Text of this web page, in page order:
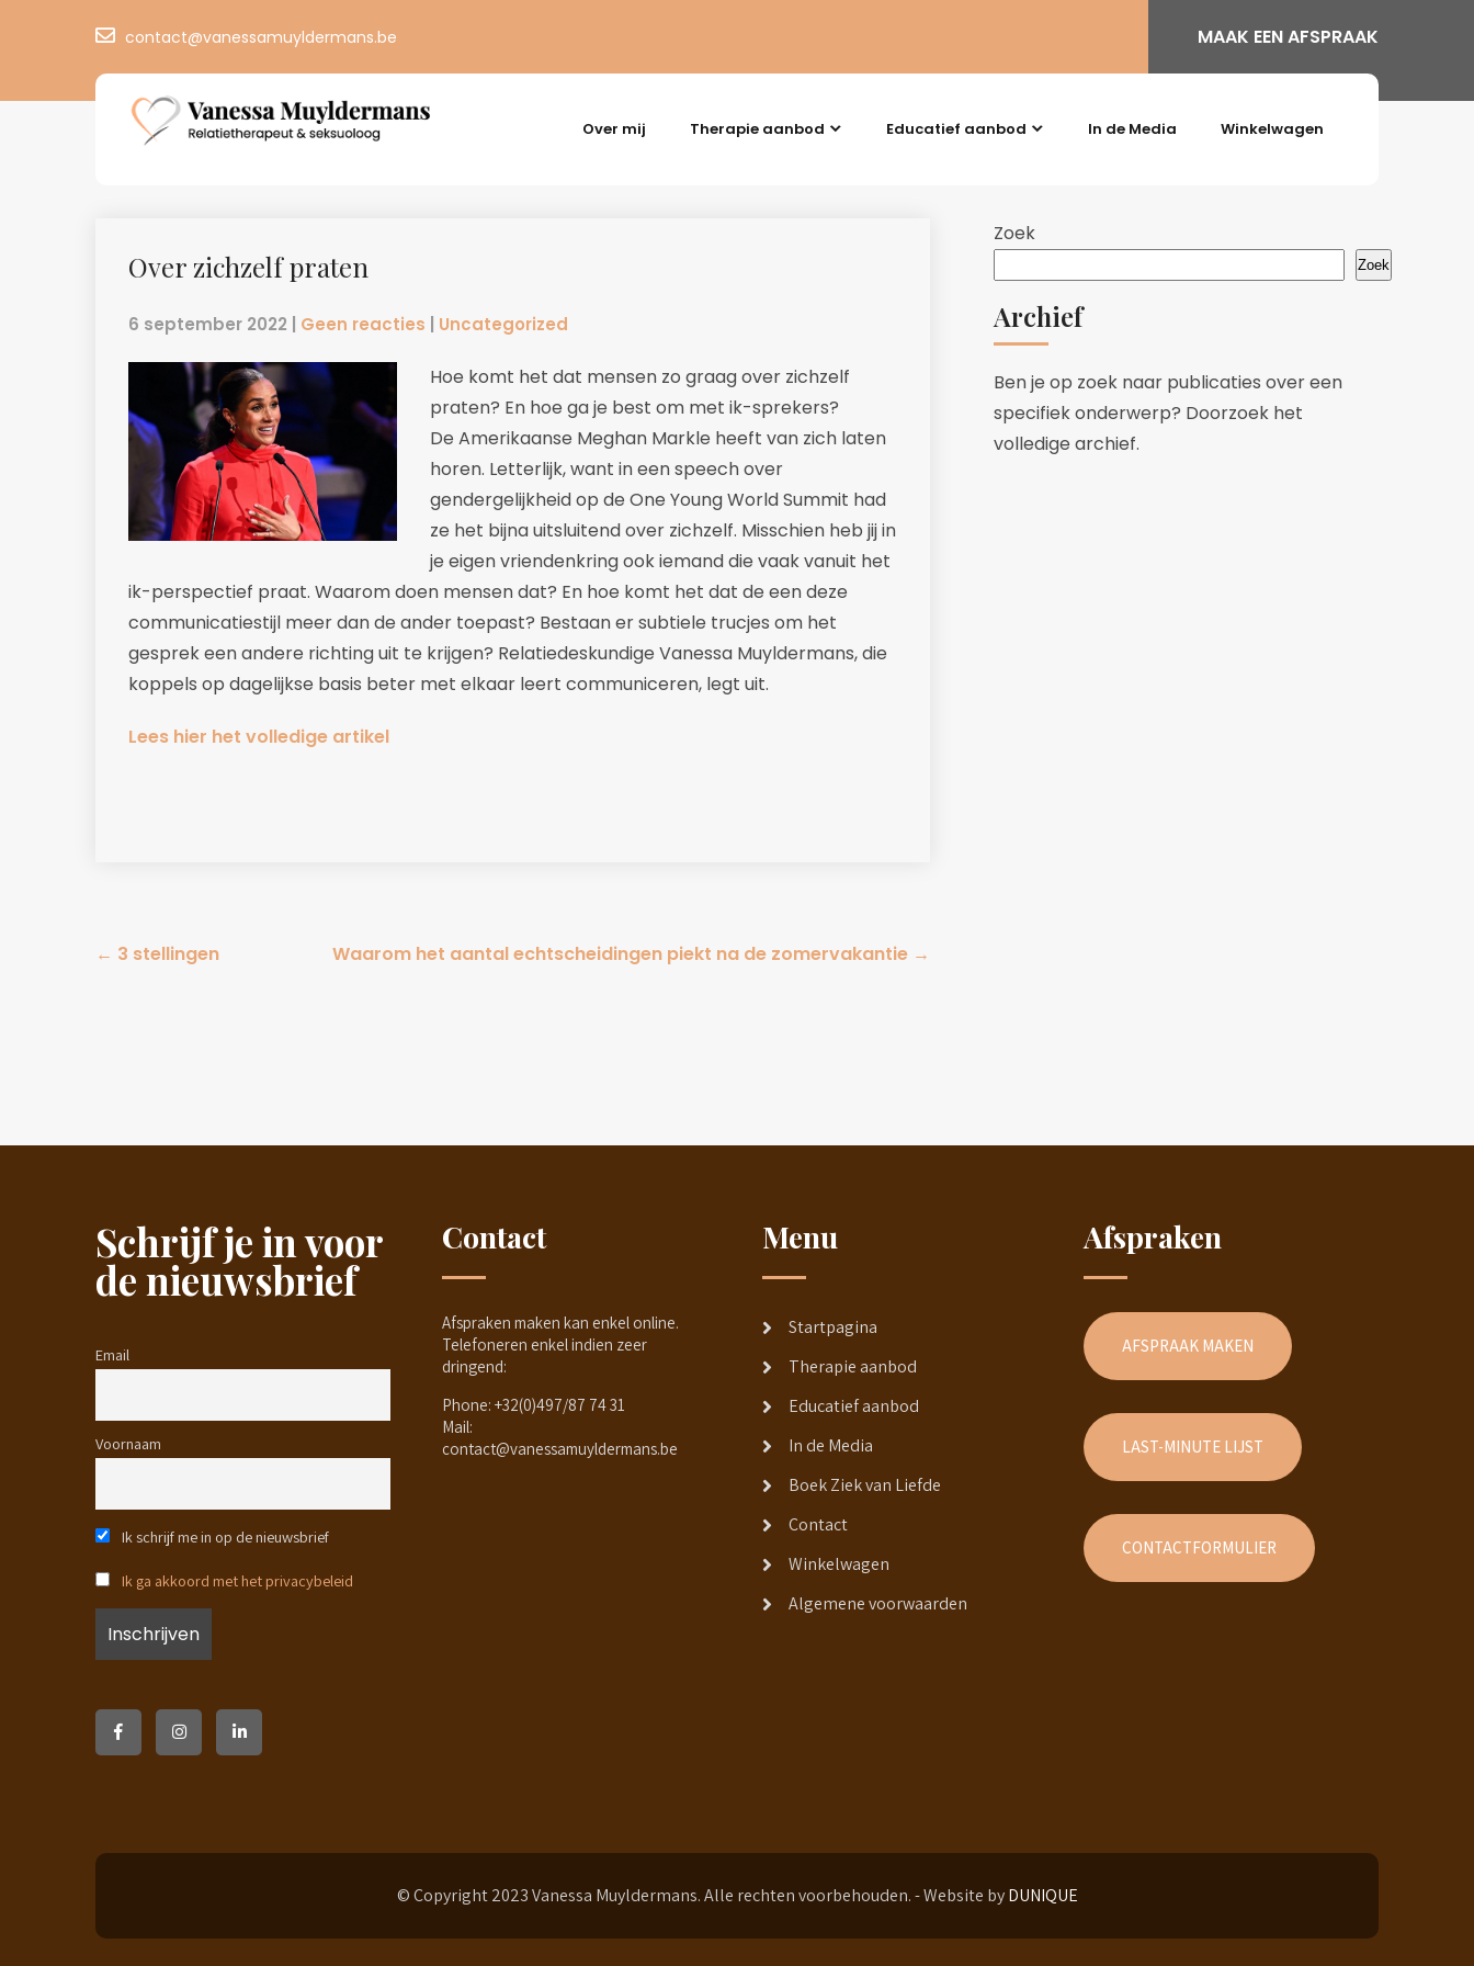
contact@vanessamuyldermans.be MAAK EEN AFSPRAAK
Over mij Therapie aanbod Educatief aanbod In de Media Winkelwagen
Over zichzelf praten
6 september 2022 Geen reacties Uncategorized
Hoe komt het dat mensen zo graag over zichzelf
praten? En hoe ga je best om met ik-sprekers?
De Amerikaanse Meghan Markle heeft van zich laten
horen. Letterlijk, want in een speech over
gendergelijkheid op de One Young World Summit had
ze het bijna uitsluitend over zichzelf. Misschien heb jij in
je eigen vriendenkring ook iemand die vaak vanuit het
ik-perspectief praat. Waarom doen mensen dat? En hoe komt het dat de een deze
communicatiestijl meer dan de ander toepast? Bestaan er subtiele trucjes om het
gesprek een andere richting uit te krijgen? Relatiedeskundige Vanessa Muyldermans, die
koppels op dagelijkse basis beter met elkaar leert communiceren, legt uit.
Lees hier het volledige artikel
navigation
← 3 stellingen Waarom het aantal echtscheidingen piekt na de zomervakantie →
Zoek
Zoek
Archief
Ben je op zoek naar publicaties over een
specifiek onderwerp? Doorzoek het
volledige archief.
Schrijf je in voor
de nieuwsbrief
Email
Voornaam
Ik schrijf me in op de nieuwsbrief
Ik ga akkoord met het privacybeleid
Contact
Afspraken maken kan enkel online.
Telefoneren enkel indien zeer
dringend:
Phone: +32(0)497/87 74 31
Mail:
contact@vanessamuyldermans.be
Menu
Startpagina
Therapie aanbod
Educatief aanbod
In de Media
Boek Ziek van Liefde
Contact
Winkelwagen
Algemene voorwaarden
Afspraken
AFSPRAAK MAKEN
LAST-MINUTE LIJST
CONTACTFORMULIER
© Copyright 2023 Vanessa Muyldermans. Alle rechten voorbehouden. - Website byDUNIQUE